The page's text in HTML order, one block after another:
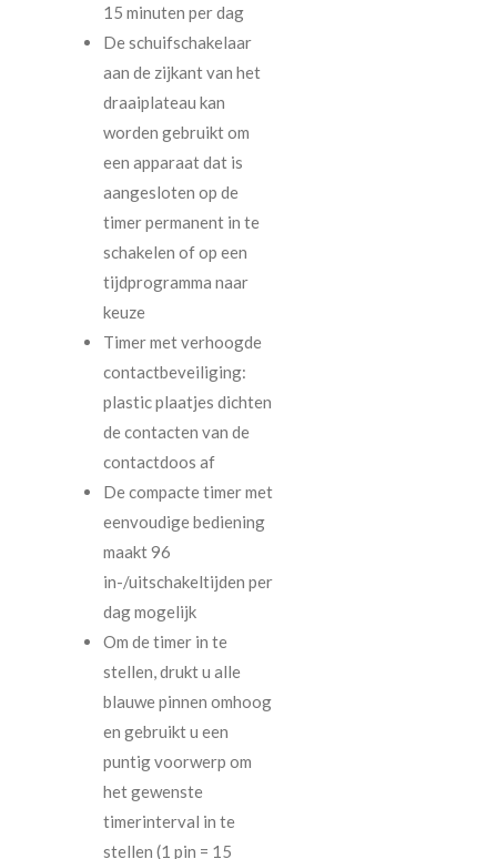
15 minuten per dag
De schuifschakelaar
aan de zijkant van het
draaiplateau kan
worden gebruikt om
een apparaat dat is
aangesloten op de
timer permanent in te
schakelen of op een
tijdprogramma naar
keuze
Timer met verhoogde
contactbeveiliging:
plastic plaatjes dichten
de contacten van de
contactdoos af
De compacte timer met
eenvoudige bediening
maakt 96
in-/uitschakeltijden per
dag mogelijk
Om de timer in te
stellen, drukt u alle
blauwe pinnen omhoog
en gebruikt u een
puntig voorwerp om
het gewenste
timerinterval in te
stellen (1 pin = 15